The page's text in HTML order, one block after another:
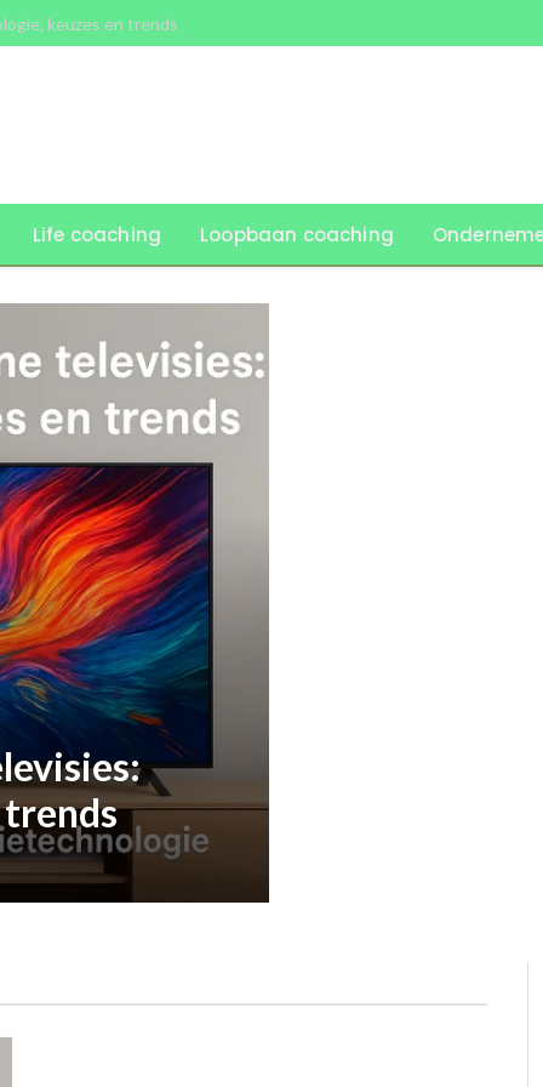
keuzes en trends
Life coaching Loopbaan coaching
trends